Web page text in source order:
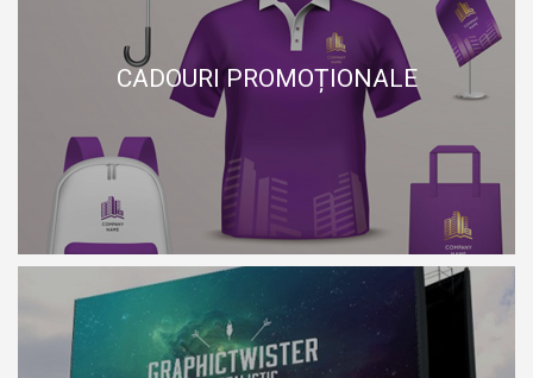
CADOURI PROMOȚIONALE
CADOURI PROMOȚIONALE